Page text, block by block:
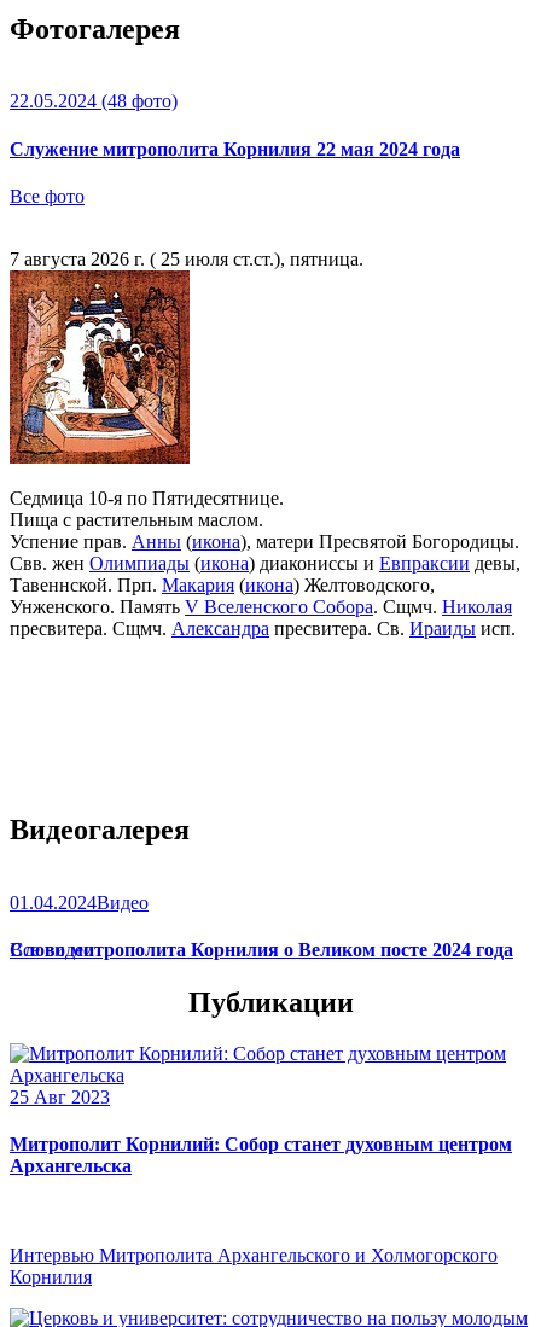
Фотогалерея
22.05.2024 (48 фото)
Служение митрополита Корнилия 22 мая 2024 года
Все фото
7 августа 2026 г. ( 25 июля ст.ст.), пятница.
Седмица 10-я по Пятидесятнице.
Пища с растительным маслом.
Успение прав. Анны (икона), матери Пресвятой Богородицы.
Свв. жен Олимпиады (икона) диакониссы и Евпраксии девы,
Тавеннской. Прп. Макария (икона) Желтоводского,
Унженского. Память V Вселенского Собора. Сщмч. Николая
пресвитера. Сщмч. Александра пресвитера. Св. Ираиды исп.
Видеогалерея
01.04.2024Видео
Слово митрополита Корнилия о Великом посте 2024 года
Все видео
Публикации
25 Авг 2023
Митрополит Корнилий: Собор станет духовным центром
Архангельска
Интервью Митрополита Архангельского и Холмогорского
Корнилия